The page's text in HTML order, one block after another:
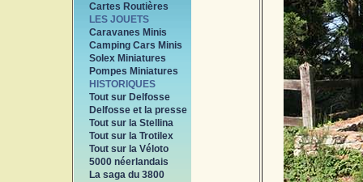
Cartes Routières
LES JOUETS
Caravanes Minis
Camping Cars Minis
Solex Miniatures
Pompes Miniatures
HISTORIQUES
Tout sur Delfosse
Delfosse et la presse
Tout sur la Stellina
Tout sur la Trotilex
Tout sur la Véloto
5000 néerlandais
La saga du 3800